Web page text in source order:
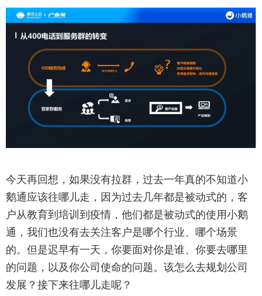
今天再回想，如果没有拉群，过去一年真的不知道小
鹅通应该往哪儿走，因为过去几年都是被动式的，客
户从教育到培训到疫情，他们都是被动式的使用小鹅
通，我们也没有去关注客户是哪个行业、哪个场景
的。但是迟早有一天，你要面对你是谁、你要去哪里
的问题，以及你公司使命的问题。该怎么去规划公司
发展？接下来往哪儿走呢？